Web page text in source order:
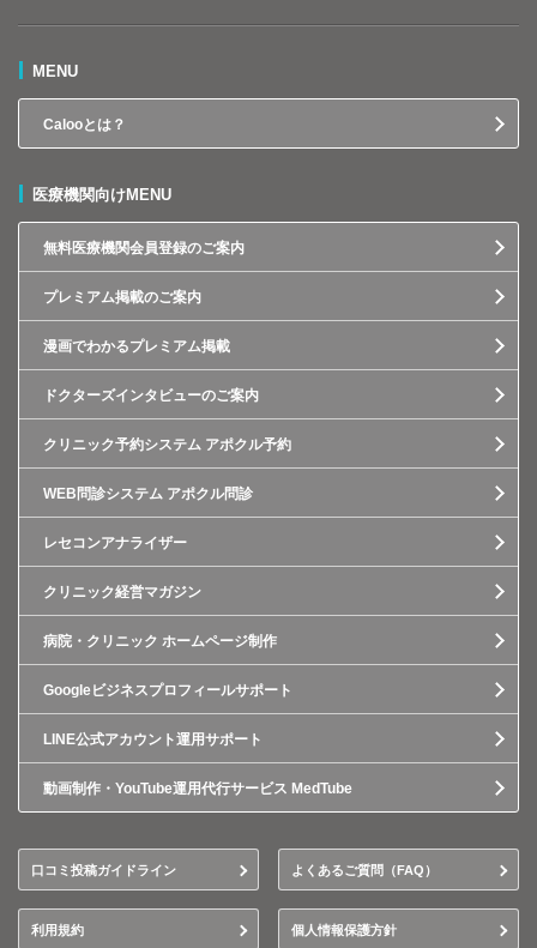
MENU
Calooとは？
医療機関向けMENU
無料医療機関会員登録のご案内
プレミアム掲載のご案内
漫画でわかるプレミアム掲載
ドクターズインタビューのご案内
クリニック予約システム アポクル予約
WEB問診システム アポクル問診
レセコンアナライザー
クリニック経営マガジン
病院・クリニック ホームページ制作
Googleビジネスプロフィールサポート
LINE公式アカウント運用サポート
動画制作・YouTube運用代行サービス MedTube
口コミ投稿ガイドライン よくあるご質問（FAQ）
利用規約 個人情報保護方針